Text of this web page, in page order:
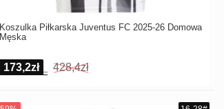
Koszulka Piłkarska Juventus FC 2025-26 Domowa
Męska
173,2zł 428,4zł